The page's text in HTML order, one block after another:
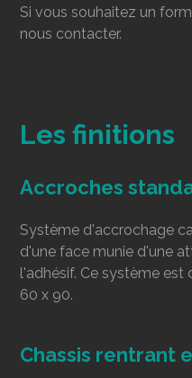
Si vous souhaitez un
nous contacter.
Les finitions
Accroches
Système d'accrochage
d'une face munie d'une
l'adhésif. Ce système
60 x 90.
Chassis rentrant